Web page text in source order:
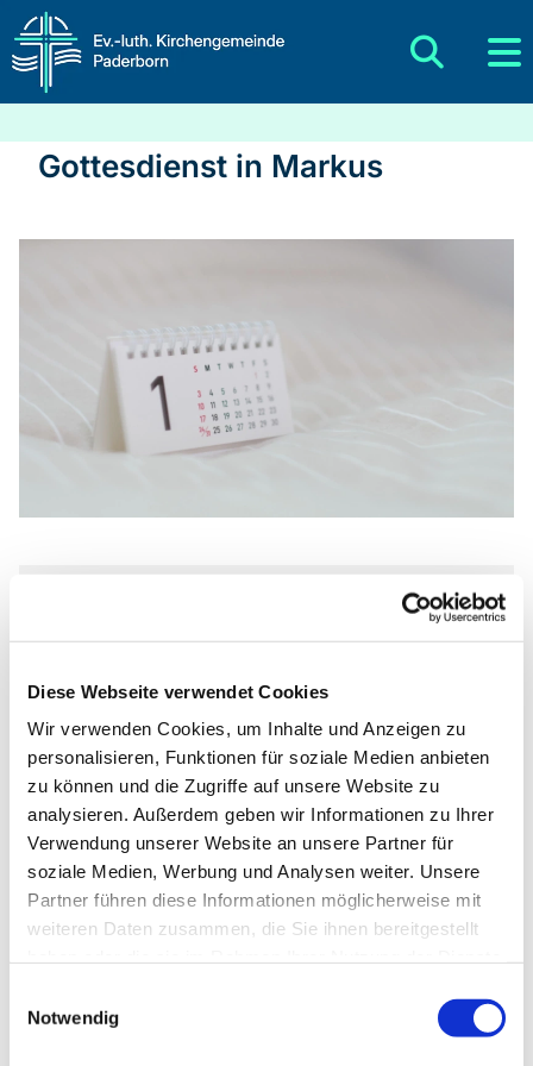
Diese Webseite verwendet Cookies
Wir verwenden Cookies, um Inhalte und Anzeigen zu
personalisieren, Funktionen für soziale Medien anbieten
zu können und die Zugriffe auf unsere Website zu
analysieren. Außerdem geben wir Informationen zu Ihrer
Verwendung unserer Website an unsere Partner für
soziale Medien, Werbung und Analysen weiter. Unsere
Partner führen diese Informationen möglicherweise mit
weiteren Daten zusammen, die Sie ihnen bereitgestellt
Notwendig
Gottesdienst in Markus
Sonntag, 12. Dezember 2027, 10:30
Markus-Gemeindezentrum,
Bastfelder Weg 30, 33098
Paderborn